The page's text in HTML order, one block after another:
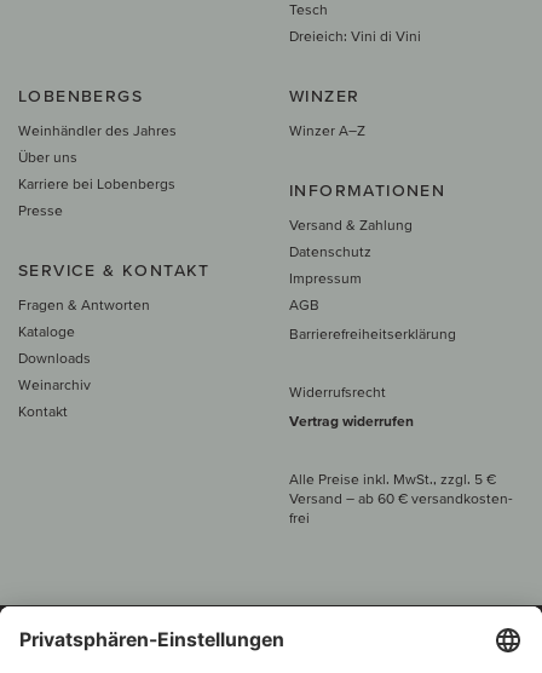
Tesch
Dreieich: Vini di Vini
LOBENBERGS
Weinhändler des Jahres
Über uns
Karriere bei Lobenbergs
Presse
SERVICE & KONTAKT
Fragen & Antworten
Kataloge
Downloads
Weinarchiv
Kontakt
WINZER
Winzer A–Z
INFORMATIONEN
Versand & Zahlung
Datenschutz
Impressum
AGB
Barrierefreiheitserklärung
Widerrufsrecht
Vertrag widerrufen
Alle Preise inkl. MwSt., zzgl. 5 €
Versand – ab 60 € versand­kosten­
frei